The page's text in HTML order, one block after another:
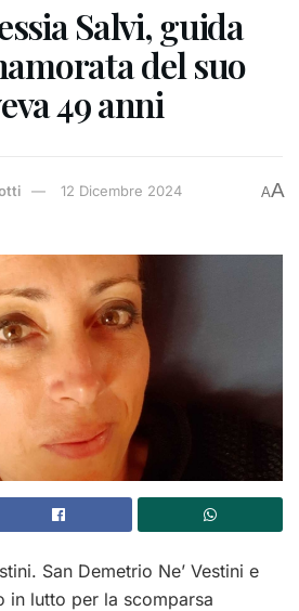
Salvi, guida
del suo
49 anni
12 Dicembre 2024 AA
San Demetrio Ne’ Vestini e
in lutto per la scomparsa